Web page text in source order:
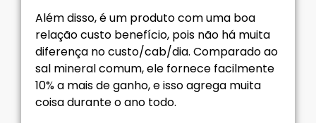
Além disso, é um produto com uma boa
relação custo benefício, pois não há muita
diferença no custo/cab/dia. Comparado ao
sal mineral comum, ele fornece facilmente
10% a mais de ganho, e isso agrega muita
coisa durante o ano todo.